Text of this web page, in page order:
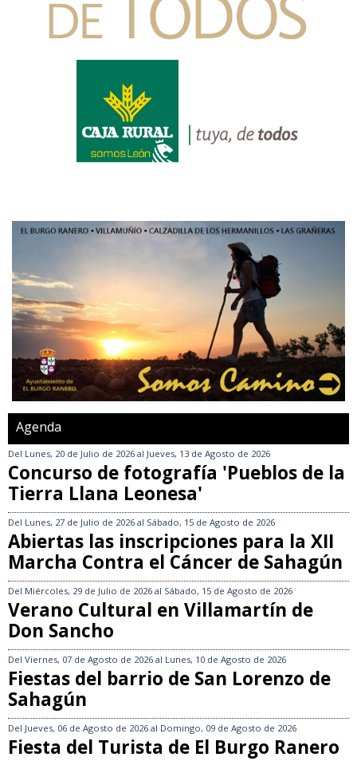
Agenda
Del Lunes, 20 de Julio de 2026 al Jueves, 13 de Agosto de 2026
Concurso de fotografía 'Pueblos de la
Tierra Llana Leonesa'
Del Lunes, 27 de Julio de 2026 al Sábado, 15 de Agosto de 2026
Abiertas las inscripciones para la XII
Marcha Contra el Cáncer de Sahagún
Del Miércoles, 29 de Julio de 2026 al Sábado, 15 de Agosto de 2026
Verano Cultural en Villamartín de
Don Sancho
Del Viernes, 07 de Agosto de 2026 al Lunes, 10 de Agosto de 2026
Fiestas del barrio de San Lorenzo de
Sahagún
Del Jueves, 06 de Agosto de 2026 al Domingo, 09 de Agosto de 2026
Fiesta del Turista de El Burgo Ranero